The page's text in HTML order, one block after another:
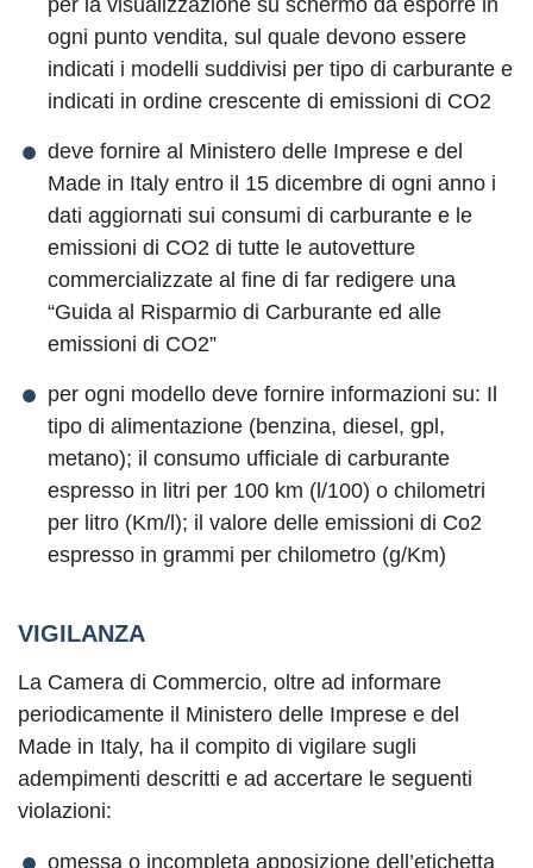
per la visualizzazione su schermo da esporre in
ogni punto vendita, sul quale devono essere
indicati i modelli suddivisi per tipo di carburante e
indicati in ordine crescente di emissioni di CO2
deve fornire al Ministero delle Imprese e del
Made in Italy entro il 15 dicembre di ogni anno i
dati aggiornati sui consumi di carburante e le
emissioni di CO2 di tutte le autovetture
commercializzate al fine di far redigere una
“Guida al Risparmio di Carburante ed alle
emissioni di CO2”
per ogni modello deve fornire informazioni su: Il
tipo di alimentazione (benzina, diesel, gpl,
metano); il consumo ufficiale di carburante
espresso in litri per 100 km (l/100) o chilometri
per litro (Km/l); il valore delle emissioni di Co2
espresso in grammi per chilometro (g/Km)
VIGILANZA
La Camera di Commercio, oltre ad informare
periodicamente il Ministero delle Imprese e del
Made in Italy, ha il compito di vigilare sugli
adempimenti descritti e ad accertare le seguenti
violazioni:
omessa o incompleta apposizione dell’etichetta